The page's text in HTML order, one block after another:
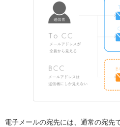
電子メールの宛先には、通常の宛先